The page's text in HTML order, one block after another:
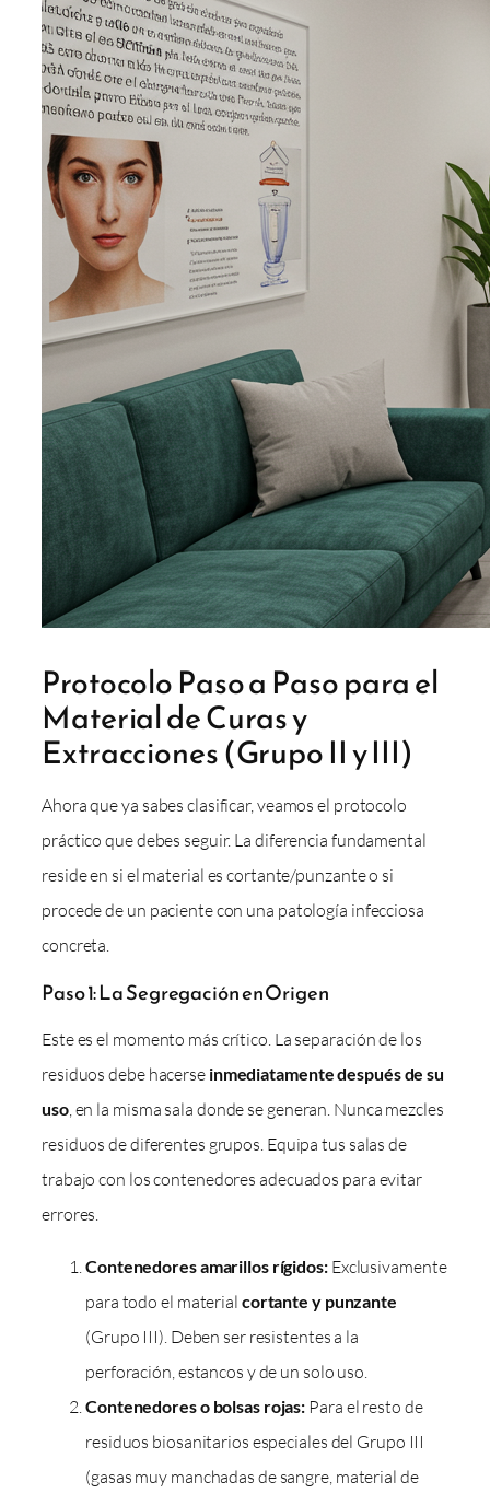
Protocolo Paso a Paso para el
Material de Curas y
Extracciones (Grupo II y III)
Ahora que ya sabes clasificar, veamos el protocolo
práctico que debes seguir. La diferencia fundamental
reside en si el material es cortante/punzante o si
procede de un paciente con una patología infecciosa
concreta.
Paso 1: La Segregación en Origen
Este es el momento más crítico. La separación de los
residuos debe hacerse inmediatamente después de su
uso, en la misma sala donde se generan. Nunca mezcles
residuos de diferentes grupos. Equipa tus salas de
trabajo con los contenedores adecuados para evitar
errores.
Contenedores amarillos rígidos:Exclusivamente
para todo el material cortante y punzante
(Grupo III). Deben ser resistentes a la
perforación, estancos y de un solo uso.
Contenedores o bolsas rojas: Para el resto de
residuos biosanitarios especiales del Grupo III
(gasas muy manchadas de sangre, material de